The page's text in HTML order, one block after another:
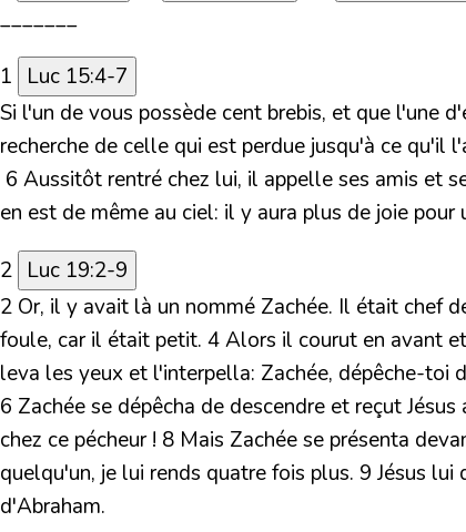
_______
1
Luc 15:4-7
Si l'un de vous possède cent brebis, et que l'une
recherche de celle qui est perdue jusqu'à ce qu'il
6 Aussitôt rentré chez lui, il appelle ses amis et
en est de même au ciel: il y aura plus de joie
2 Luc 19:2-9
2 Or, il y avait là un nommé Zachée. Il était chef
foule, car il était petit. 4 Alors il courut en avant
leva les yeux et l'interpella: Zachée, dépêche-toi
6 Zachée se dépêcha de descendre et reçut
chez ce pécheur ! 8 Mais Zachée se présenta
quelqu'un, je lui rends quatre fois plus. 9 Jésus
d'Abraham.